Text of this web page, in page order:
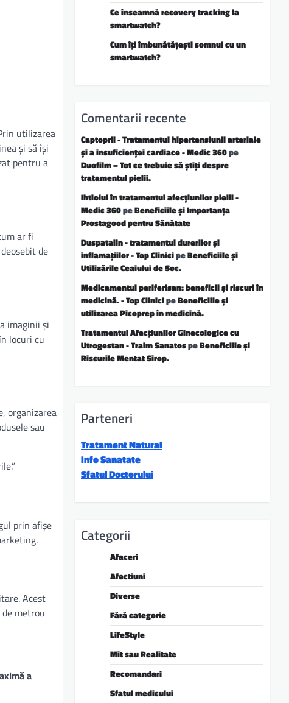
utilizarea
și să își
pentru a
ar fi
de
imaginii și
locuri cu
organizarea
sau
prin afișe
Acest
metrou
a
Ce înseamnă recovery tracking la
smartwatch?
Cum îți îmbunătățești somnul cu un
smartwatch?
Comentarii recente
Captopril - Tratamentul hipertensiunii arteriale
și a insuficienței cardiace - Medic 360pe
Duofilm – Tot ce trebuie să știți despre
tratamentul pielii.
Ihtiolul în tratamentul afecțiunilor pielii -
Medic 360peBeneficiile și Importanța
Prostagood pentru Sănătate
Duspatalin - tratamentul durerilor și
inflamațiilor - Top ClinicipeBeneficiile și
Utilizările Ceaiului de Soc.
Medicamentul periferisan: beneficii și riscuri în
medicină. - Top ClinicipeBeneficiile și
utilizarea Picoprep în medicină.
Tratamentul Afecțiunilor Ginecologice cu
Utrogestan - Traim SanatospeBeneficiile și
Riscurile Mentat Sirop.
Parteneri
Tratament Natural
Info Sanatate
Sfatul Doctorului
Categorii
Afaceri
Afectiuni
Diverse
Fără categorie
LifeStyle
Mit sau Realitate
Recomandari
Sfatul medicului